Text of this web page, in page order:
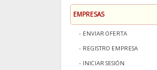
EMPRESAS
ENVIAR OFERTA
REGISTRO EMPRESA
INICIAR SESIÓN